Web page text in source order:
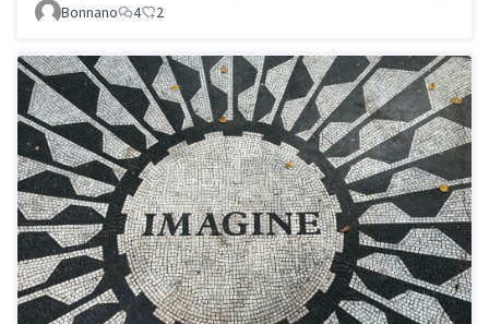
Bonnano
4 2